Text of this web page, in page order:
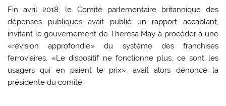
Fin avril 2018, le Comité parlementaire britannique des
dépenses publiques avait publié un rapport accablant,
invitant le gouvernement de Theresa May à procéder à une
«révision approfondie» du système des franchises
ferroviaires. «Le dispositif ne fonctionne plus, ce sont les
usagers qui en paient le prix», avait alors dénoncé la
présidente du comité.